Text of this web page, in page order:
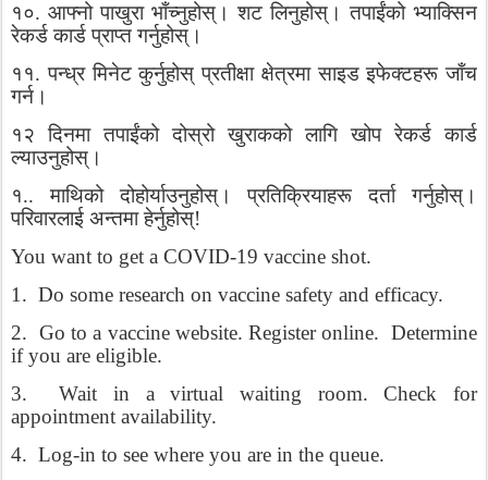
१०. आफ्नो पाखुरा भाँच्नुहोस्। शट लिनुहोस्। तपाईंको भ्याक्सिन
रेकर्ड कार्ड प्राप्त गर्नुहोस्।
११.पन्ध्र मिनेट कुर्नुहोस् प्रतीक्षा क्षेत्रमा साइड इफेक्टहरू जाँच
गर्न।
१२
दिनमा तपाईंको दोस्रो खुराकको लागि खोप रेकर्ड कार्ड
ल्याउनुहोस्।
१..माथिको दोहोर्याउनुहोस्। प्रतिक्रियाहरू दर्ता
गर्नुहोस्।
परिवारलाई अन्तमा हेर्नुहोस्!
You want to get a COVID-19 vaccine shot.
1. Do some research on vaccine safety and efficacy.
2. Go to a vaccine website. Register online. Determine
if you are eligible.
3.
Wait in a virtual waiting room. Check for
appointment availability.
4. Log-in to see where you are in the queue.